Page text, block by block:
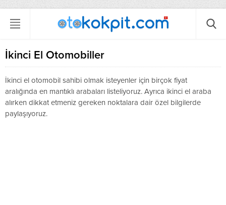
İkinci El Otomobiller
İkinci el otomobil sahibi olmak isteyenler için birçok fiyat
aralığında en mantıklı arabaları listeliyoruz. Ayrıca ikinci el araba
alırken dikkat etmeniz gereken noktalara dair özel bilgilerde
paylaşıyoruz.